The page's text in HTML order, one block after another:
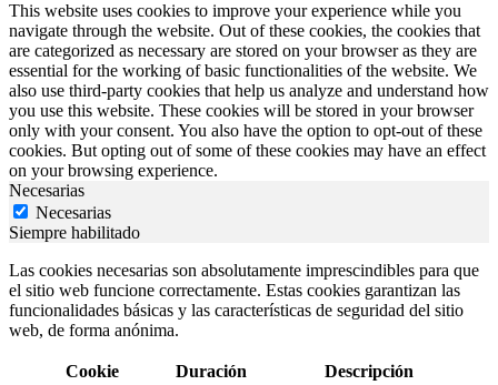
This website uses cookies to improve your experience while you
navigate through the website. Out of these cookies, the cookies that
are categorized as necessary are stored on your browser as they are
essential for the working of basic functionalities of the website. We
also use third-party cookies that help us analyze and understand how
you use this website. These cookies will be stored in your browser
only with your consent. You also have the option to opt-out of these
cookies. But opting out of some of these cookies may have an effect
on your browsing experience.
Necesarias
Necesarias
Siempre habilitado
Las cookies necesarias son absolutamente imprescindibles para que
el sitio web funcione correctamente. Estas cookies garantizan las
funcionalidades básicas y las características de seguridad del sitio
web, de forma anónima.
Cookie Duración Descripción